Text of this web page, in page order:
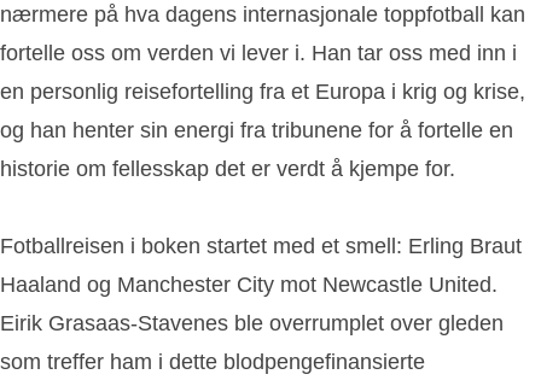
nærmere på hva dagens internasjonale toppfotball kan
fortelle oss om verden vi lever i. Han tar oss med inn i
en personlig reisefortelling fra et Europa i krig og krise,
og han henter sin energi fra tribunene for å fortelle en
historie om fellesskap det er verdt å kjempe for.
Fotballreisen i boken startet med et smell: Erling Braut
Haaland og Manchester City mot Newcastle United.
Eirik Grasaas-Stavenes ble overrumplet over gleden
som treffer ham i dette blodpengefinansierte